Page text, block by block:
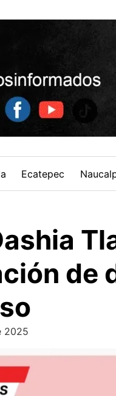
Ecatepec
de
2025